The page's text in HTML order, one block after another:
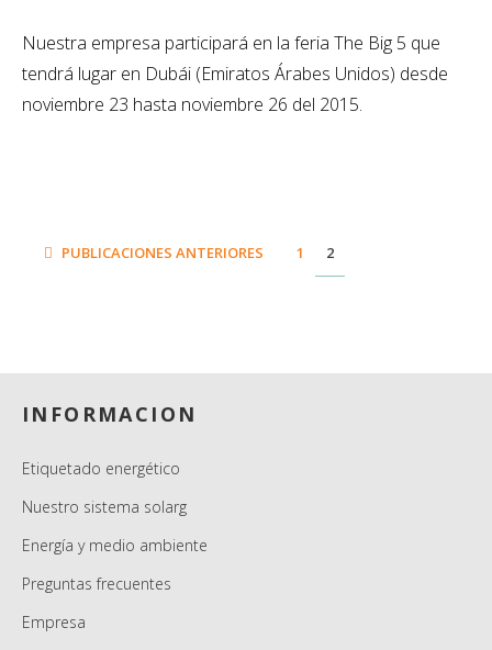
Nuestra empresa participará en la feria The Big 5 que
tendrá lugar en Dubái (Emiratos Árabes Unidos) desde
noviembre 23 hasta noviembre 26 del 2015.
PUBLICACIONES ANTERIORES PAGE
1 PAGE
2
INFORMACION
Etiquetado energético
Nuestro sistema solarg
Energía y medio ambiente
Preguntas frecuentes
Empresa